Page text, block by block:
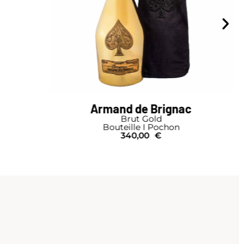
Armand de Brignac
Brut Gold
Bouteille I Pochon
340,00 €